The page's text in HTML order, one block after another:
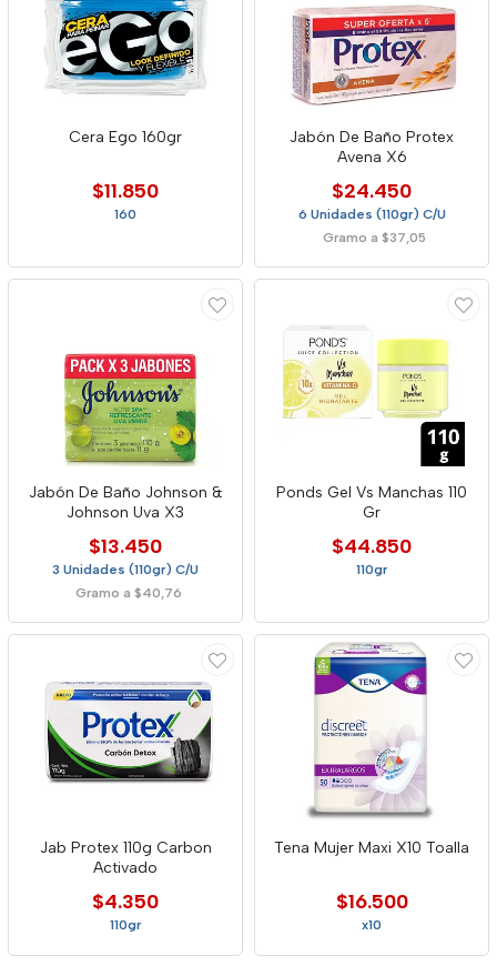
Cera Ego 160gr
$11.850
160
Jabón De Baño Protex
Avena X6
$24.450
6 Unidades (110gr) C/U
Gramo a $37,05
Jabón De Baño Johnson &
Johnson Uva X3
$13.450
3 Unidades (110gr) C/U
Gramo a $40,76
Ponds Gel Vs Manchas 110
Gr
$44.850
110gr
Jab Protex 110g Carbon
Activado
$4.350
110gr
Tena Mujer Maxi X10 Toalla
$16.500
x10